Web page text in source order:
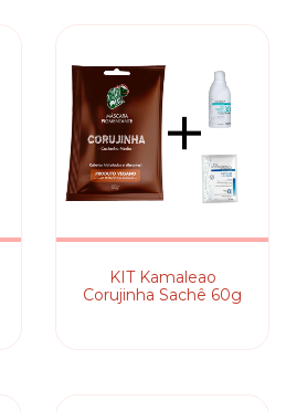
KIT Kamaleao
Corujinha Sachê 60g